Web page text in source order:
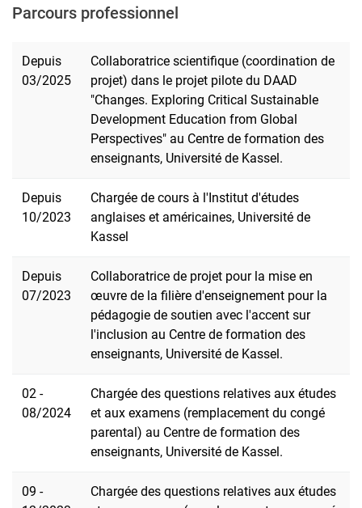
Parcours professionnel
Depuis
03/2025
Collaboratrice scientifique (coordination de
projet) dans le projet pilote du DAAD
"Changes. Exploring Critical Sustainable
Development Education from Global
Perspectives" au Centre de formation des
enseignants, Université de Kassel.
Depuis
10/2023
Chargée de cours à l'Institut d'études
anglaises et américaines, Université de
Kassel
Depuis
07/2023
Collaboratrice de projet pour la mise en
œuvre de la filière d'enseignement pour la
pédagogie de soutien avec l'accent sur
l'inclusion au Centre de formation des
enseignants, Université de Kassel.
02 -
08/2024
Chargée des questions relatives aux études
et aux examens (remplacement du congé
parental) au Centre de formation des
enseignants, Université de Kassel.
09 -
Chargée des questions relatives aux études